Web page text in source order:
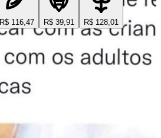
R$ 116,47 R$ 39,91 R$ 128,01